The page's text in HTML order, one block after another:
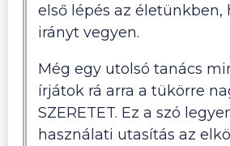
első lépés az életünkben,
irányt vegyen.
Még egy utolsó tanács
írjátok rá arra a tükörre
SZERETET. Ez a szó
használati utasítás az